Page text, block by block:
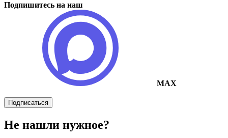
Подпишитесь на наш
MAX
Подписаться
Не нашли нужное?